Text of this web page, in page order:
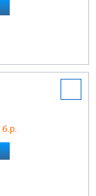
б.р.